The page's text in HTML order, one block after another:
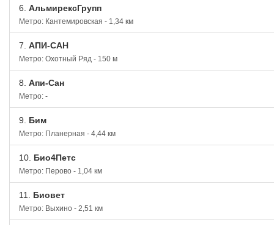
6. АльмирексГрупп
Метро: Кантемировская - 1,34 км
7. АПИ-САН
Метро: Охотный Ряд - 150 м
8. Апи-Сан
Метро: -
9. Бим
Метро: Планерная - 4,44 км
10. Био4Петс
Метро: Перово - 1,04 км
11. Биовет
Метро: Выхино - 2,51 км